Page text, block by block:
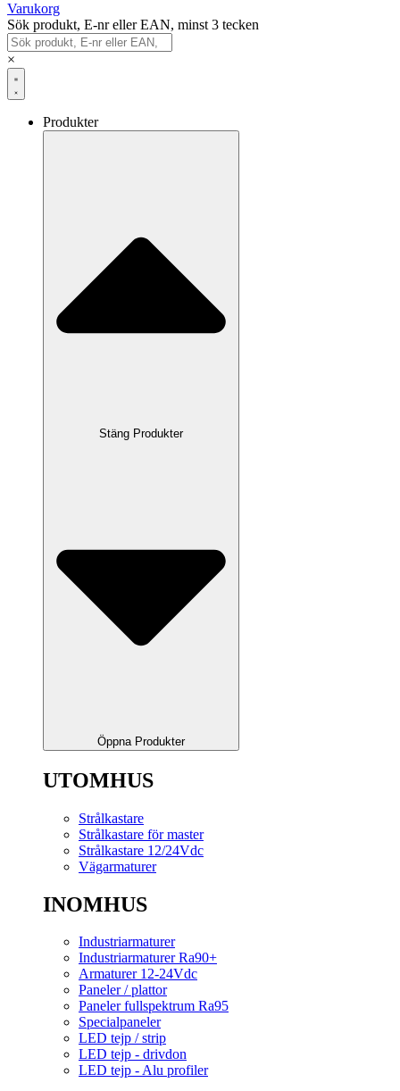
Varukorg
Sök produkt, E-nr eller EAN, minst 3 tecken
×
Produkter
Stäng Produkter
Öppna Produkter
UTOMHUS
Strålkastare
Strålkastare för master
Strålkastare 12/24Vdc
Vägarmaturer
INOMHUS
Industriarmaturer
Industriarmaturer Ra90+
Armaturer 12-24Vdc
Paneler / plattor
Paneler fullspektrum Ra95
Specialpaneler
LED tejp / strip
LED tejp - drivdon
LED tejp - Alu profiler